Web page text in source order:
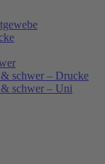
schwer – Drucke
schwer – Uni